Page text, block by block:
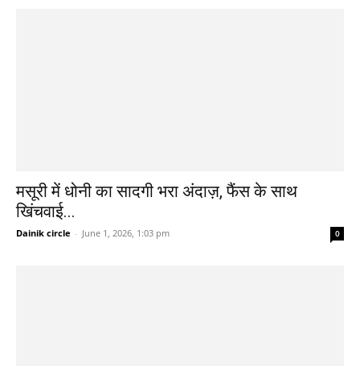
मसूरी में धोनी का सादगी भरा अंदाज़, फैंस के साथ
खिंचवाई...
Dainik circle - June 1, 2026, 1:03 pm 0